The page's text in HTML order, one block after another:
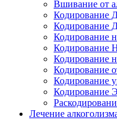
Вшивание от
Кодирование
Кодирование
Кодирование
Кодирование
Кодирование
Кодирование
Кодирование
Кодирование
Лечение